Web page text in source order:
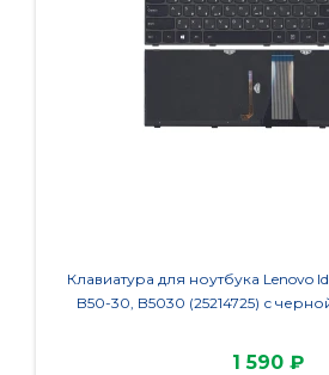
Клавиатура для ноутбука Lenovo
B50-30, B5030 (25214725) с
1 590 ₽